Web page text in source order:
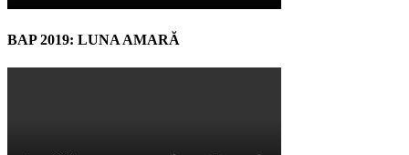
BAP 2019: LUNA AMARĂ